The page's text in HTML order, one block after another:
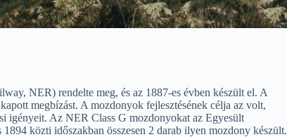
NER) rendelte meg, és az 1887-es évben készült el. A
megbízást. A mozdonyok fejlesztésének célja az volt,
igényeit. Az NER Class G mozdonyokat az Egyesült
közti időszakban összesen 2 darab ilyen mozdony készült.